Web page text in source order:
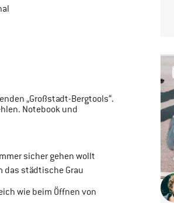
„Großstadt-Bergtools“.
Notebook und
sicher gehen wollt
das städtische Grau
wie beim Öffnen von